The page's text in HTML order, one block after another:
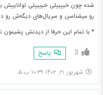
شده چون خییییلی خییییلی
رو میشناسن و سریال‌های دیگه‌ش رو
* با تمام این حرفا از دیدنش پشیمون
3 پاسخ
شهریور ۲۱, ۱۴۰۲ ۱۰:۳۹ ب.ظ